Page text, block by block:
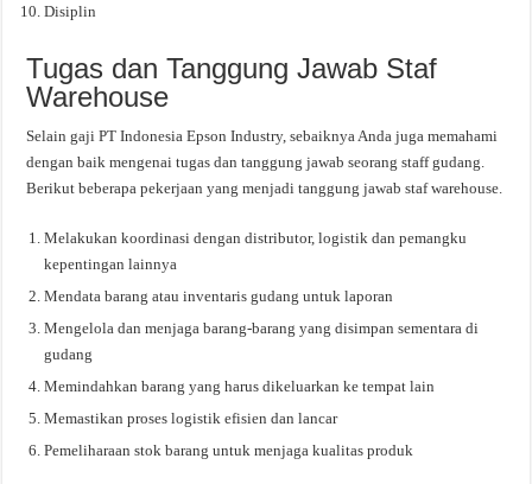
Disiplin
Tugas dan Tanggung Jawab Staf
Warehouse
Selain gaji PT Indonesia Epson Industry, sebaiknya Anda juga memahami
dengan baik mengenai tugas dan tanggung jawab seorang staff gudang.
Berikut beberapa pekerjaan yang menjadi tanggung jawab staf warehouse.
Melakukan koordinasi dengan distributor, logistik dan pemangku
kepentingan lainnya
Mendata barang atau inventaris gudang untuk laporan
Mengelola dan menjaga barang-barang yang disimpan sementara di
gudang
Memindahkan barang yang harus dikeluarkan ke tempat lain
Memastikan proses logistik efisien dan lancar
Pemeliharaan stok barang untuk menjaga kualitas produk